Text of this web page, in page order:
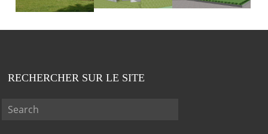
RECHERCHER SUR LE SITE